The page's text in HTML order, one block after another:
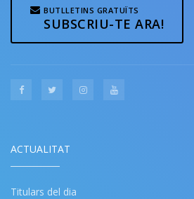
BUTLLETINS GRATUÏTS
SUBSCRIU-TE ARA!
ACTUALITAT
Titulars del dia